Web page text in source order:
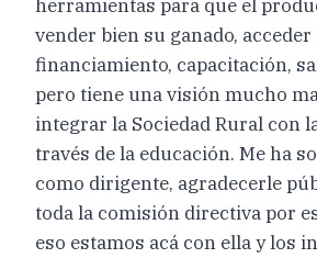
herramientas para que el
vender bien su ganado, acceder
financiamiento, capacitación,
pero tiene una visión mucho
integrar la Sociedad Rural con
través de la educación. Me ha
como dirigente, agradecerle
toda la comisión directiva por
eso estamos acá con ella y los